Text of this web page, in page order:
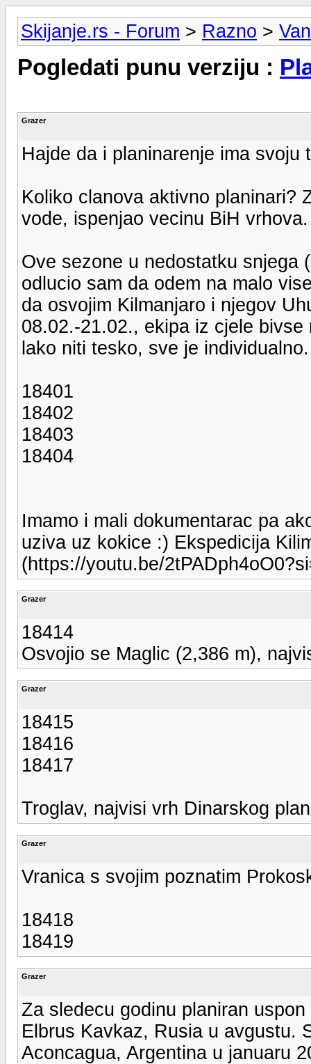
Skijanje.rs - Forum > Razno >
Pogledati punu verziju :
Grazer
Hajde da i planinarenje ima svoju
Koliko clanova aktivno planinari?
vode, ispenjao vecinu BiH vrhova.
Ove sezone u nedostatku snjega
odlucio sam da odem na malo
da osvojim Kilmanjaro i njegov
08.02.-21.02., ekipa iz cjele
lako niti tesko, sve je
18401
18402
18403
18404
Imamo i mali dokumentarac pa
uziva uz kokice :) Ekspedicija
(https://youtu.be/
Grazer
18414
Osvojio se Maglic (2,386 m),
Grazer
18415
18416
18417
Troglav, najvisi vrh Dinarskog
Grazer
Vranica s svojim poznatim
18418
18419
Grazer
Za sledecu godinu planiran
Elbrus Kavkaz, Rusia u avgustu.
Aconcagua, Argentina u januaru